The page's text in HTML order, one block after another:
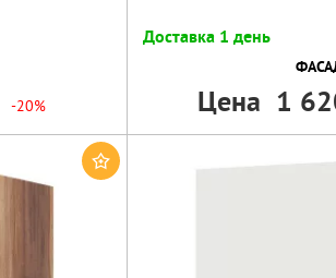
-20%
Доставка 1 день
Цена 1